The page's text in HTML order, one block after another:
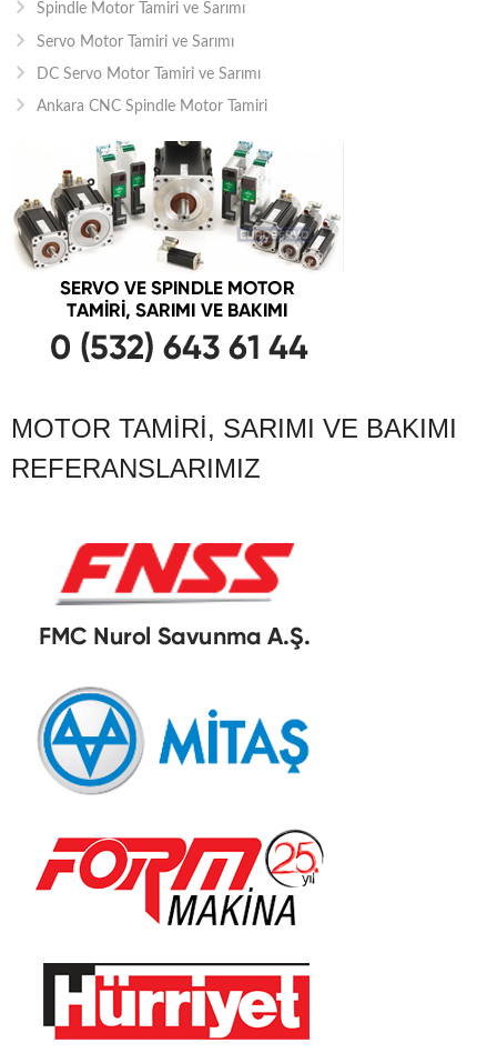
Spindle Motor Tamiri ve Sarımı
Servo Motor Tamiri ve Sarımı
DC Servo Motor Tamiri ve Sarımı
Ankara CNC Spindle Motor Tamiri
MOTOR TAMIRI, SARIMI VE BAKIMI
REFERANSLARIMIZ